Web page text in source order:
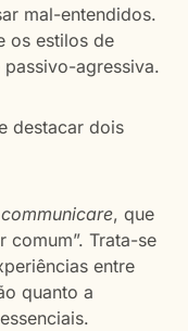
mal-entendidos.
os estilos de
agressiva.
destacar dois
communicare, que
comum”. Trata-se
entre
quanto a